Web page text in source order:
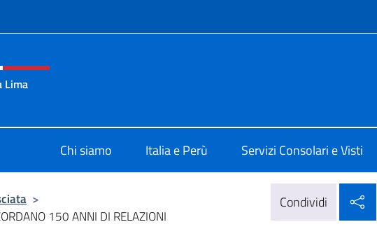
e menù
Lima
Chi siamo Italia e Perù Servizi Consolari e Visti
>
150 ANNI DI RELAZIONI
Condividi